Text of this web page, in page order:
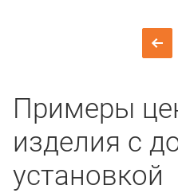
Примеры
изделия с
установкой